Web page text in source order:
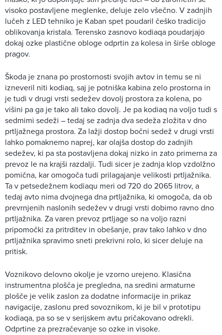
visoko postavljene meglenke, deluje zelo všečno. V zadnjih
lučeh z LED tehniko je Kaban spet poudaril češko tradicijo
oblikovanja kristala. Terensko zasnovo kodiaqa poudarjajo
dokaj ozke plastične obloge odprtin za kolesa in širše obloge
pragov.
Škoda je znana po prostornosti svojih avtov in temu se ni
izneveril niti kodiaq, saj je potniška kabina zelo prostorna in
je tudi v drugi vrsti sedežev dovolj prostora za kolena, po
višini pa ga je tako ali tako dovolj. Je pa kodiaq na voljo tudi s
sedmimi sedeži – tedaj se zadnja dva sedeža zložita v dno
prtljažnega prostora. Za lažji dostop bočni sedež v drugi vrsti
lahko pomaknemo naprej, kar olajša dostop do zadnjih
sedežev, ki pa sta postavljena dokaj nizko in zato primerna za
prevoz le na krajši razdalji. Tudi sicer je zadnja klop vzdolžno
pomična, kar omogoča tudi prilagajanje velikosti prtljažnika.
Ta v petsedežnem kodiaqu meri od 720 do 2065 litrov, a
tedaj avto nima dvojnega dna prtljažnika, ki omogoča, da ob
prevrnjenih naslonih sedežev v drugi vrsti dobimo ravno dno
prtljažnika. Za varen prevoz prtljage so na voljo razni
pripomočki za pritrditev in obešanje, prav tako lahko v dno
prtljažnika spravimo sneti prekrivni rolo, ki sicer deluje na
pritisk.
Voznikovo delovno okolje je vzorno urejeno. Klasična
instrumentna plošča je pregledna, na sredini armaturne
plošče je velik zaslon za dodatne informacije in prikaz
navigacije, zaslonu pred sovoznikom, ki je bil v prototipu
kodiaqa, pa so se v serijskem avtu pričakovano odrekli.
Odprtine za prezračevanje so ozke in visoke.